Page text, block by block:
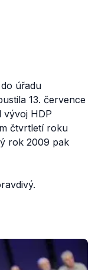
úřadu
13. července
vývoj HDP
čtvrtletí roku
rok 2009 pak